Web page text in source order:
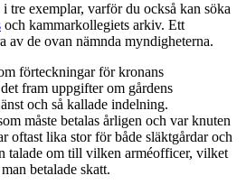
tre exemplar, varför du också kan söka
och kammarkollegiets arkiv. Ett
av de ovan nämnda myndigheterna.
förteckningar för kronans
fram uppgifter om gårdens
och så kallade indelning.
måste betalas årligen och var knuten
oftast lika stor för både släktgårdar och
talade om till vilken arméofficer, vilket
betalade skatt.